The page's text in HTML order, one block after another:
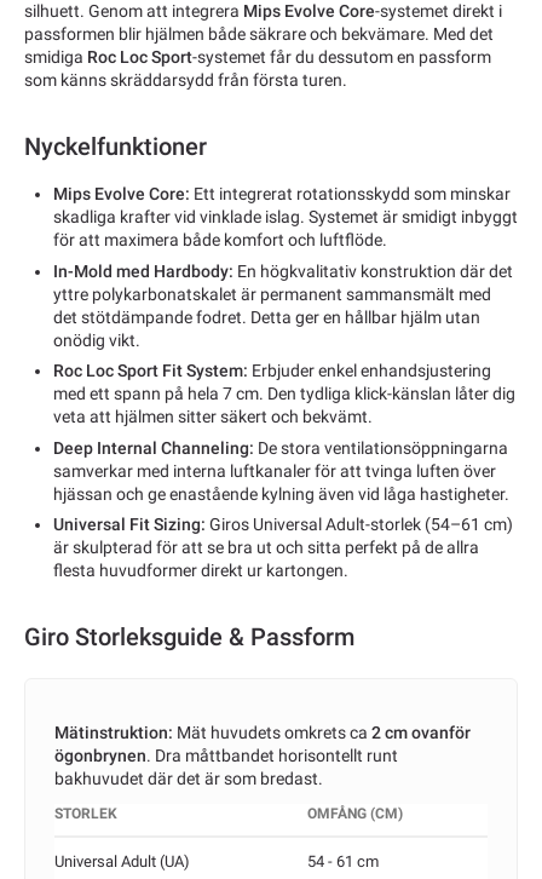
silhuett. Genom att integrera Mips Evolve Core-systemet direkt i
passformen blir hjälmen både säkrare och bekvämare. Med det
smidiga Roc Loc Sport-systemet får du dessutom en passform
som känns skräddarsydd från första turen.
Nyckelfunktioner
Mips Evolve Core: Ett integrerat rotationsskydd som minskar
skadliga krafter vid vinklade islag. Systemet är smidigt inbyggt
för att maximera både komfort och luftflöde.
In-Mold med Hardbody: En högkvalitativ konstruktion där det
yttre polykarbonatskalet är permanent sammansmält med
det stötdämpande fodret. Detta ger en hållbar hjälm utan
onödig vikt.
Roc Loc Sport Fit System: Erbjuder enkel enhandsjustering
med ett spann på hela 7 cm. Den tydliga klick-känslan låter dig
veta att hjälmen sitter säkert och bekvämt.
Deep Internal Channeling: De stora ventilationsöppningarna
samverkar med interna luftkanaler för att tvinga luften över
hjässan och ge enastående kylning även vid låga hastigheter.
Universal Fit Sizing: Giros Universal Adult-storlek (54–61 cm)
är skulpterad för att se bra ut och sitta perfekt på de allra
flesta huvudformer direkt ur kartongen.
Giro Storleksguide & Passform
Mätinstruktion: Mät huvudets omkrets ca 2 cm ovanför
ögonbrynen. Dra måttbandet horisontellt runt
bakhuvudet där det är som bredast.
STORLEK OMFÅNG (CM)
Universal Adult (UA) 54 - 61 cm